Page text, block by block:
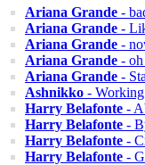
Ariana Grande -
Ariana Grande -
Ariana Grande -
Ariana Grande -
Ariana Grande -
Ashnikko -
Harry Belafonte -
Harry Belafonte -
Harry Belafonte -
Harry Belafonte -